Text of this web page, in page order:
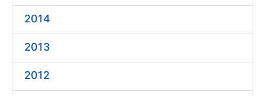
Mostra/Amaga
2014
2013
2012